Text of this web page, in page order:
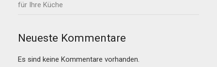
für Ihre Küche
Neueste Kommentare
Es sind keine Kommentare vorhanden.